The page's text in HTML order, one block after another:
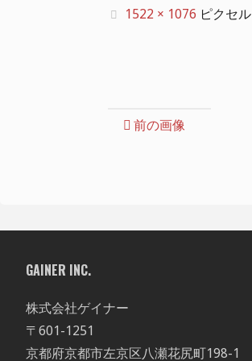
フ
1522 × 1076 ピクセル
前の画像
GAINER INC.
株式会社ゲイナー
〒601-1251
京都府京都市左京区八瀬花尻町198-1